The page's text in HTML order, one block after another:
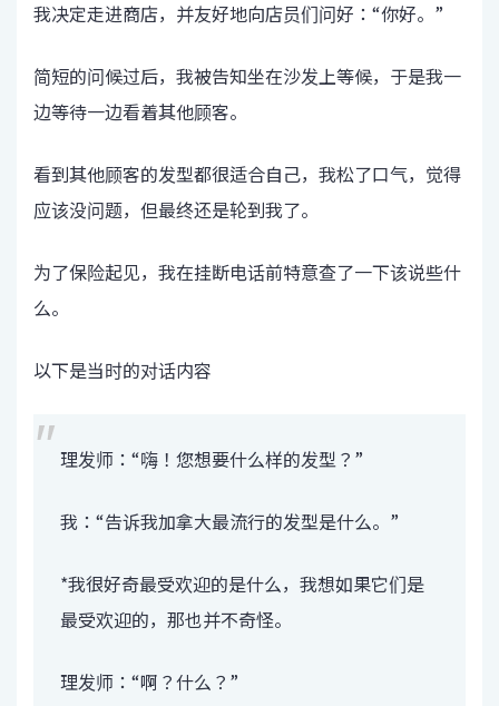
我决定走进商店，并友好地向店员们问好：“你好。”
简短的问候过后，我被告知坐在沙发上等候，于是我一
边等待一边看着其他顾客。
看到其他顾客的发型都很适合自己，我松了口气，觉得
应该没问题，但最终还是轮到我了。
为了保险起见，我在挂断电话前特意查了一下该说些什
么。
以下是当时的对话内容
理发师：“嗨！您想要什么样的发型？”
我：“告诉我加拿大最流行的发型是什么。”
*我很好奇最受欢迎的是什么，我想如果它们是
最受欢迎的，那也并不奇怪。
理发师：“啊？什么？”